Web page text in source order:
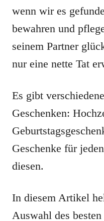
wenn wir es
bewahren und
seinem Partner
nur eine nette Tat
Es gibt
Geschenken:
Geschenke für
diesen.
In diesem Artikel
Auswahl des